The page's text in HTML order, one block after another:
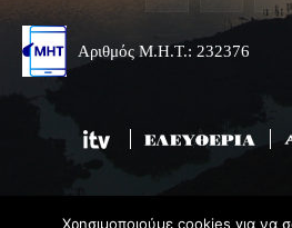
Αριθμός Μ.Η.Τ.: 232376
Χρησιμοποιούμε cookies για να